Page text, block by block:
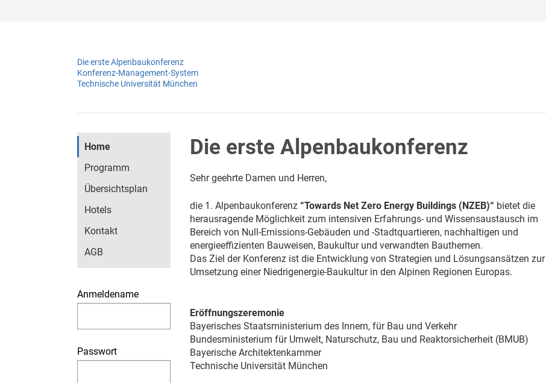
Die erste Alpenbaukonferenz
Konferenz-Management-System
Technische Universität München
Home
Programm
Übersichtsplan
Hotels
Kontakt
AGB
Anmeldename
Passwort
Die erste Alpenbaukonferenz
Sehr geehrte Damen und Herren,
die 1. Alpenbaukonferenz “Towards Net Zero Energy Buildings (NZEB)“ bietet die
herausragende Möglichkeit zum intensiven Erfahrungs- und Wissensaustausch im
Bereich von Null-Emissions-Gebäuden und -Stadtquartieren, nachhaltigen und
energieeffizienten Bauweisen, Baukultur und verwandten Bauthemen.
Das Ziel der Konferenz ist die Entwicklung von Strategien und Lösungsansätzen zur
Umsetzung einer Niedrigenergie-Baukultur in den Alpinen Regionen Europas.
Eröffnungszeremonie
Bayerisches Staatsministerium des Innern, für Bau und Verkehr
Bundesministerium für Umwelt, Naturschutz, Bau und Reaktorsicherheit (BMUB)
Bayerische Architektenkammer
Technische Universität München